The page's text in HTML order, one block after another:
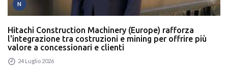
N
Hitachi Construction Machinery (Europe) rafforza
l'integrazione tra costruzioni e mining per offrire più
valore a concessionari e clienti
24 Luglio 2026